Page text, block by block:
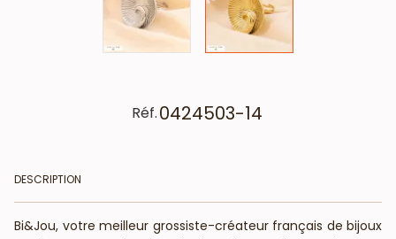
Réf.0424503-14
DESCRIPTION
Bi&Jou, votre meilleur grossiste-créateur français de bijoux